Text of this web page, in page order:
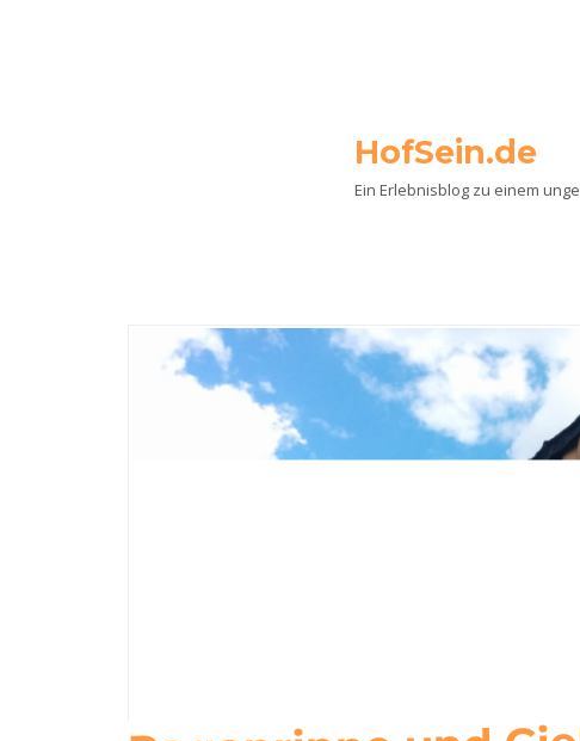
HofSein.de
Ein Erlebnisblog zu einem